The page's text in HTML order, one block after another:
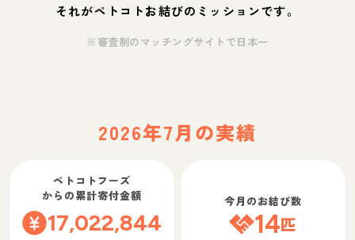
それがペトコトお結びのミッションです。
※審査制のマッチングサイトで日本一
2026年7月の実績
ペトコトフーズ
からの累計寄付金額
17,022,844
今月のお結び数
14匹